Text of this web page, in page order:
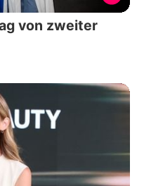
von zweiter